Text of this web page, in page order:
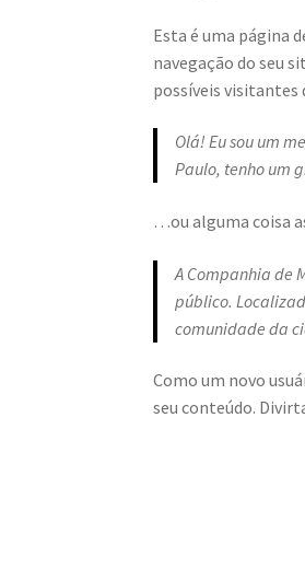
Esta é uma página
navegação do seu
possíveis visitantes
Olá! Eu sou um
Paulo, tenho um
…ou alguma coisa
A Companhia de
público.
comunidade da
Como um novo
seu conteúdo.